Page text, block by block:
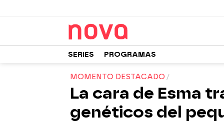
SERIES PROGRAMAS
MOMENTO DESTACADO
La cara de Esma
genéticos del